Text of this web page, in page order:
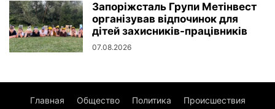
Запоріжсталь Групи Метінвест
організував відпочинок для
дітей захисників-працівників
07.08.2026
Главная Общество Политика Происшествия